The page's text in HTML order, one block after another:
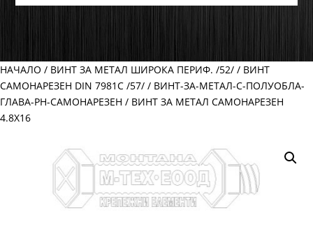
НАЧАЛО / ВИНТ ЗА МЕТАЛ ШИРОКА ПЕРИФ. /52/ / ВИНТ
САМОНАРЕЗЕН DIN 7981C /57/ / ВИНТ-ЗА-МЕТАЛ-С-ПОЛУОБЛА-
ГЛАВА-PH-САМОНАРЕЗЕН / ВИНТ ЗА МЕТАЛ САМОНАРЕЗЕН
4.8Х16